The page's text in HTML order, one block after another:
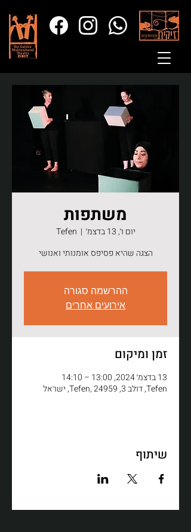
משתפות
יום ו׳, 13 בדצמ׳
  |
Tefen
הצגה שהיא פסיפס אומנותי ואנושי
ההרשמה סגורה
אירועים אחרים
זמן ומיקום
13 בדצמ׳ 2024, 13:00 – 14:10
Tefen, דולב 3, Tefen, 24959, ישראל
שיתוף